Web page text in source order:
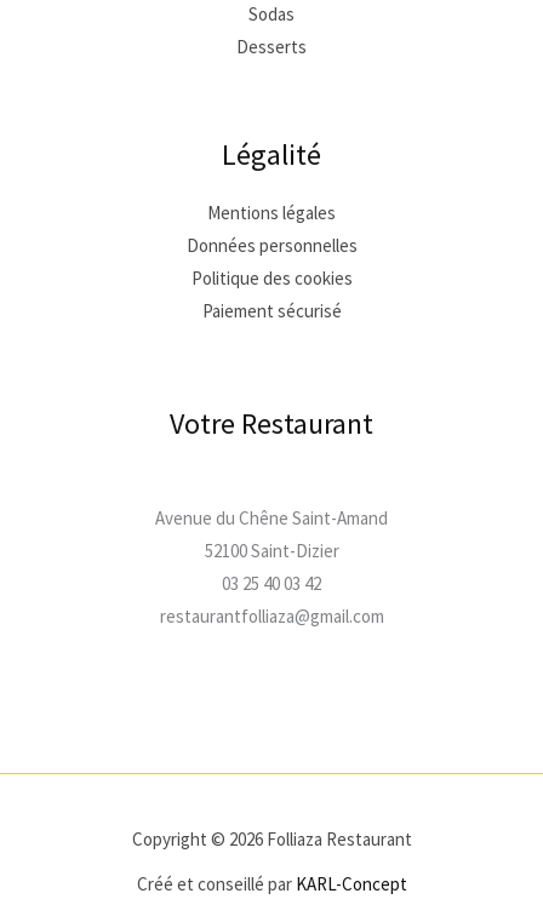
Sodas
Desserts
Légalité
Mentions légales
Données personnelles
Politique des cookies
Paiement sécurisé
Votre Restaurant
Avenue du Chêne Saint-Amand
52100 Saint-Dizier
03 25 40 03 42
restaurantfolliaza@gmail.com
Copyright © 2026 Folliaza Restaurant
Créé et conseillé par KARL-Concept